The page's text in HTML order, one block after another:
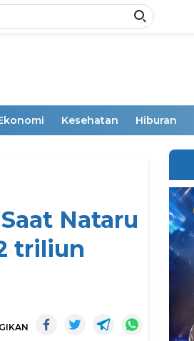
Kesehatan Hiburan
Nataru
triliun